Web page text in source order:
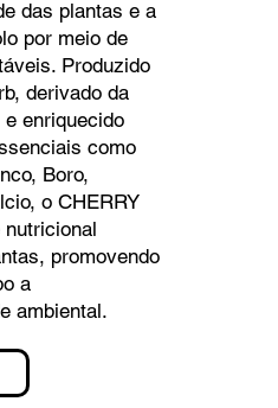
das plantas e a
por meio de
Produzido
derivado da
enriquecido
como
Boro,
o CHERRY
promovendo
a
ambiental.